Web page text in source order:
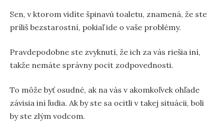
Sen, v ktorom vidíte špinavú toaletu, znamená, že ste
príliš bezstarostní, pokiaľ ide o vaše problémy.
Pravdepodobne ste zvyknutí, že ich za vás riešia iní,
takže nemáte správny pocit zodpovednosti.
To môže byť osudné, ak na vás v akomkoľvek ohľade
závisia iní ľudia. Ak by ste sa ocitli v takej situácii, boli
by ste zlým vodcom.